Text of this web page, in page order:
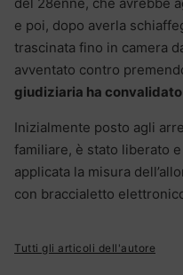
del 28enne, che avrebbe
e poi, dopo averla
trascinata fino in camera
avventato contro
giudiziaria ha convalidato
Inizialmente posto agli
familiare, è stato liberato
applicata la misura
con braccialetto
Tutti gli articoli dell'autore